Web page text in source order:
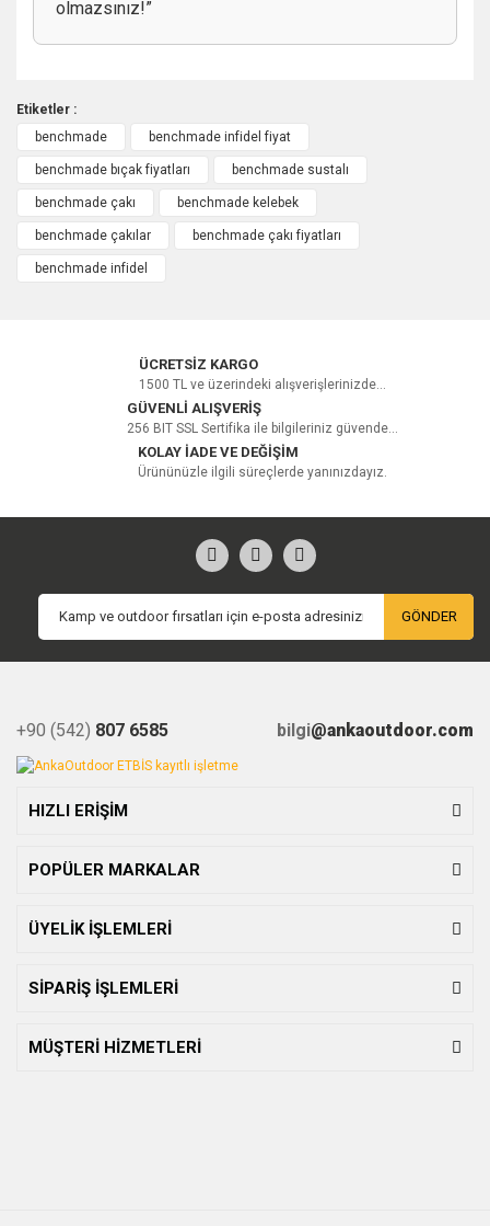
olmazsınız!”
Mükemmel
Gerçekten fiyatının hakkını veriyor bu bıçakları Türkiye’de bulmak
çok zor ama Anka outdoora harbiden teşekkürler bıçak
mükemmel
Etiketler :
benchmade
benchmade infidel fiyat
benchmade bıçak fiyatları benchmade sustalı
benchmade çakı benchmade kelebek
benchmade çakılar benchmade çakı fiyatları
benchmade infidel
ÜCRETSİZ KARGO
1500 TL ve üzerindeki alışverişlerinizde...
GÜVENLİ ALIŞVERİŞ
256 BIT SSL Sertifika ile bilgileriniz güvende...
KOLAY İADE VE DEĞİŞİM
Ürününüzle ilgili süreçlerde yanınızdayız.
GÖNDER
+90 (542) 807 6585 bilgi@ankaoutdoor.com
HIZLI ERİŞİM
POPÜLER MARKALAR
ÜYELİK İŞLEMLERİ
SİPARİŞ İŞLEMLERİ
MÜŞTERİ HİZMETLERİ